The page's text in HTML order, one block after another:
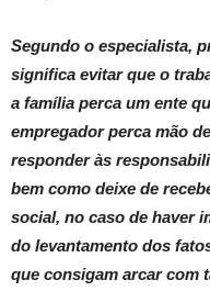
Segundo o especialista,
significa evitar que o
a família perca um ente
empregador perca mão
responder às
bem como deixe de
social, no caso de haver
do levantamento dos
que consigam arcar com